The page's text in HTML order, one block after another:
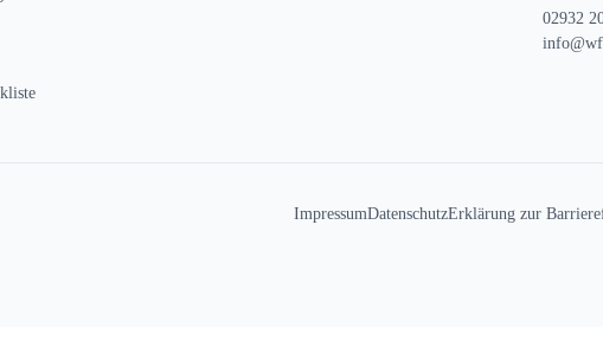
02932
ImpressumDatenschutzErklärung zur